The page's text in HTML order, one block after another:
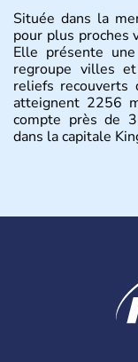
Située dans la
pour plus proches
Elle présente
regroupe villes
reliefs recouverts
atteignent 2256
compte près de
dans la capitale